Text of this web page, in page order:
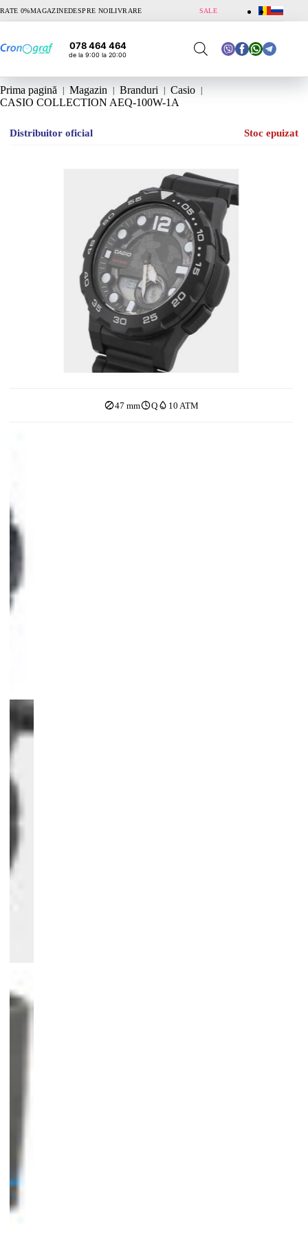
RATE 0%MAGAZINEDESPRE NOILIVRARE SALE
078 464 464
de la 9:00 la 20:00
Prima pagină Magazin Branduri
Casio
CASIO COLLECTION AEQ-100W-1A
Distribuitor oficial Stoc epuizat
47 mm Q 10 ATM